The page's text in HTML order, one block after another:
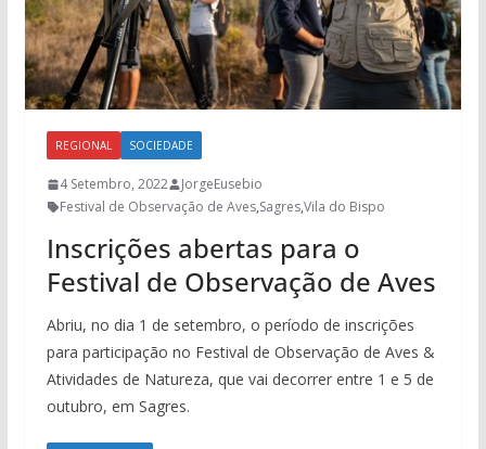
REGIONAL SOCIEDADE
4 Setembro, 2022
JorgeEusebio
Festival de Observação de Aves,Sagres,Vila do Bispo
Inscrições abertas para o
Festival de Observação de Aves
Abriu, no dia 1 de setembro, o período de inscrições
para participação no Festival de Observação de Aves &
Atividades de Natureza, que vai decorrer entre 1 e 5 de
outubro, em Sagres.